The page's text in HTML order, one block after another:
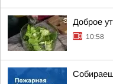
Доброе
10:58